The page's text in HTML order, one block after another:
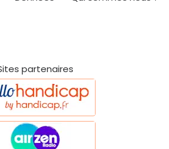
partenaires